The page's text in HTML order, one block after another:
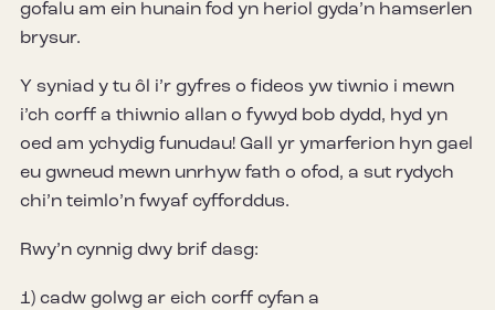
gofalu am ein hunain fod yn heriol gyda’n hamserlen
brysur.
Y syniad y tu ôl i’r gyfres o fideos yw tiwnio i mewn
i’ch corff a thiwnio allan o fywyd bob dydd, hyd yn
oed am ychydig funudau! Gall yr ymarferion hyn gael
eu gwneud mewn unrhyw fath o ofod, a sut rydych
chi’n teimlo’n fwyaf cyfforddus.
Rwy’n cynnig dwy brif dasg:
1) cadw golwg ar eich corff cyfan a